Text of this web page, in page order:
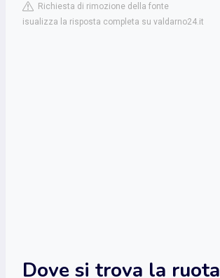
Richiesta di rimozione della fonte
isualizza la risposta completa su valdarno24.it
Dove si trova la ruota